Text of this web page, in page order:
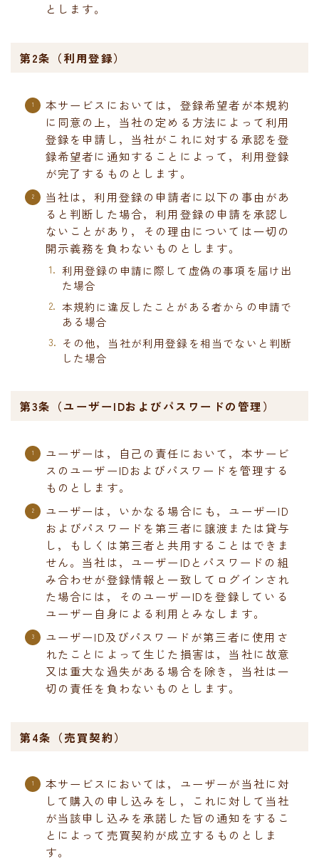
とします。
第2条（利用登録）
本サービスにおいては，登録希望者が本規約
に同意の上，当社の定める方法によって利用
登録を申請し，当社がこれに対する承認を登
録希望者に通知することによって，利用登録
が完了するものとします。
当社は，利用登録の申請者に以下の事由があ
ると判断した場合，利用登録の申請を承認し
ないことがあり，その理由については一切の
開示義務を負わないものとします。
利用登録の申請に際して虚偽の事項を届け出
た場合
本規約に違反したことがある者からの申請で
ある場合
その他，当社が利用登録を相当でないと判断
した場合
第3条（ユーザーIDおよびパスワードの管理）
ユーザーは，自己の責任において，本サービ
スのユーザーIDおよびパスワードを管理する
ものとします。
ユーザーは，いかなる場合にも，ユーザーID
およびパスワードを第三者に譲渡または貸与
し，もしくは第三者と共用することはできま
せん。当社は，ユーザーIDとパスワードの組
み合わせが登録情報と一致してログインされ
た場合には，そのユーザーIDを登録している
ユーザー自身による利用とみなします。
ユーザーID及びパスワードが第三者に使用さ
れたことによって生じた損害は，当社に故意
又は重大な過失がある場合を除き，当社は一
切の責任を負わないものとします。
第4条（売買契約）
本サービスにおいては，ユーザーが当社に対
して購入の申し込みをし，これに対して当社
が当該申し込みを承諾した旨の通知をするこ
とによって売買契約が成立するものとしま
す。